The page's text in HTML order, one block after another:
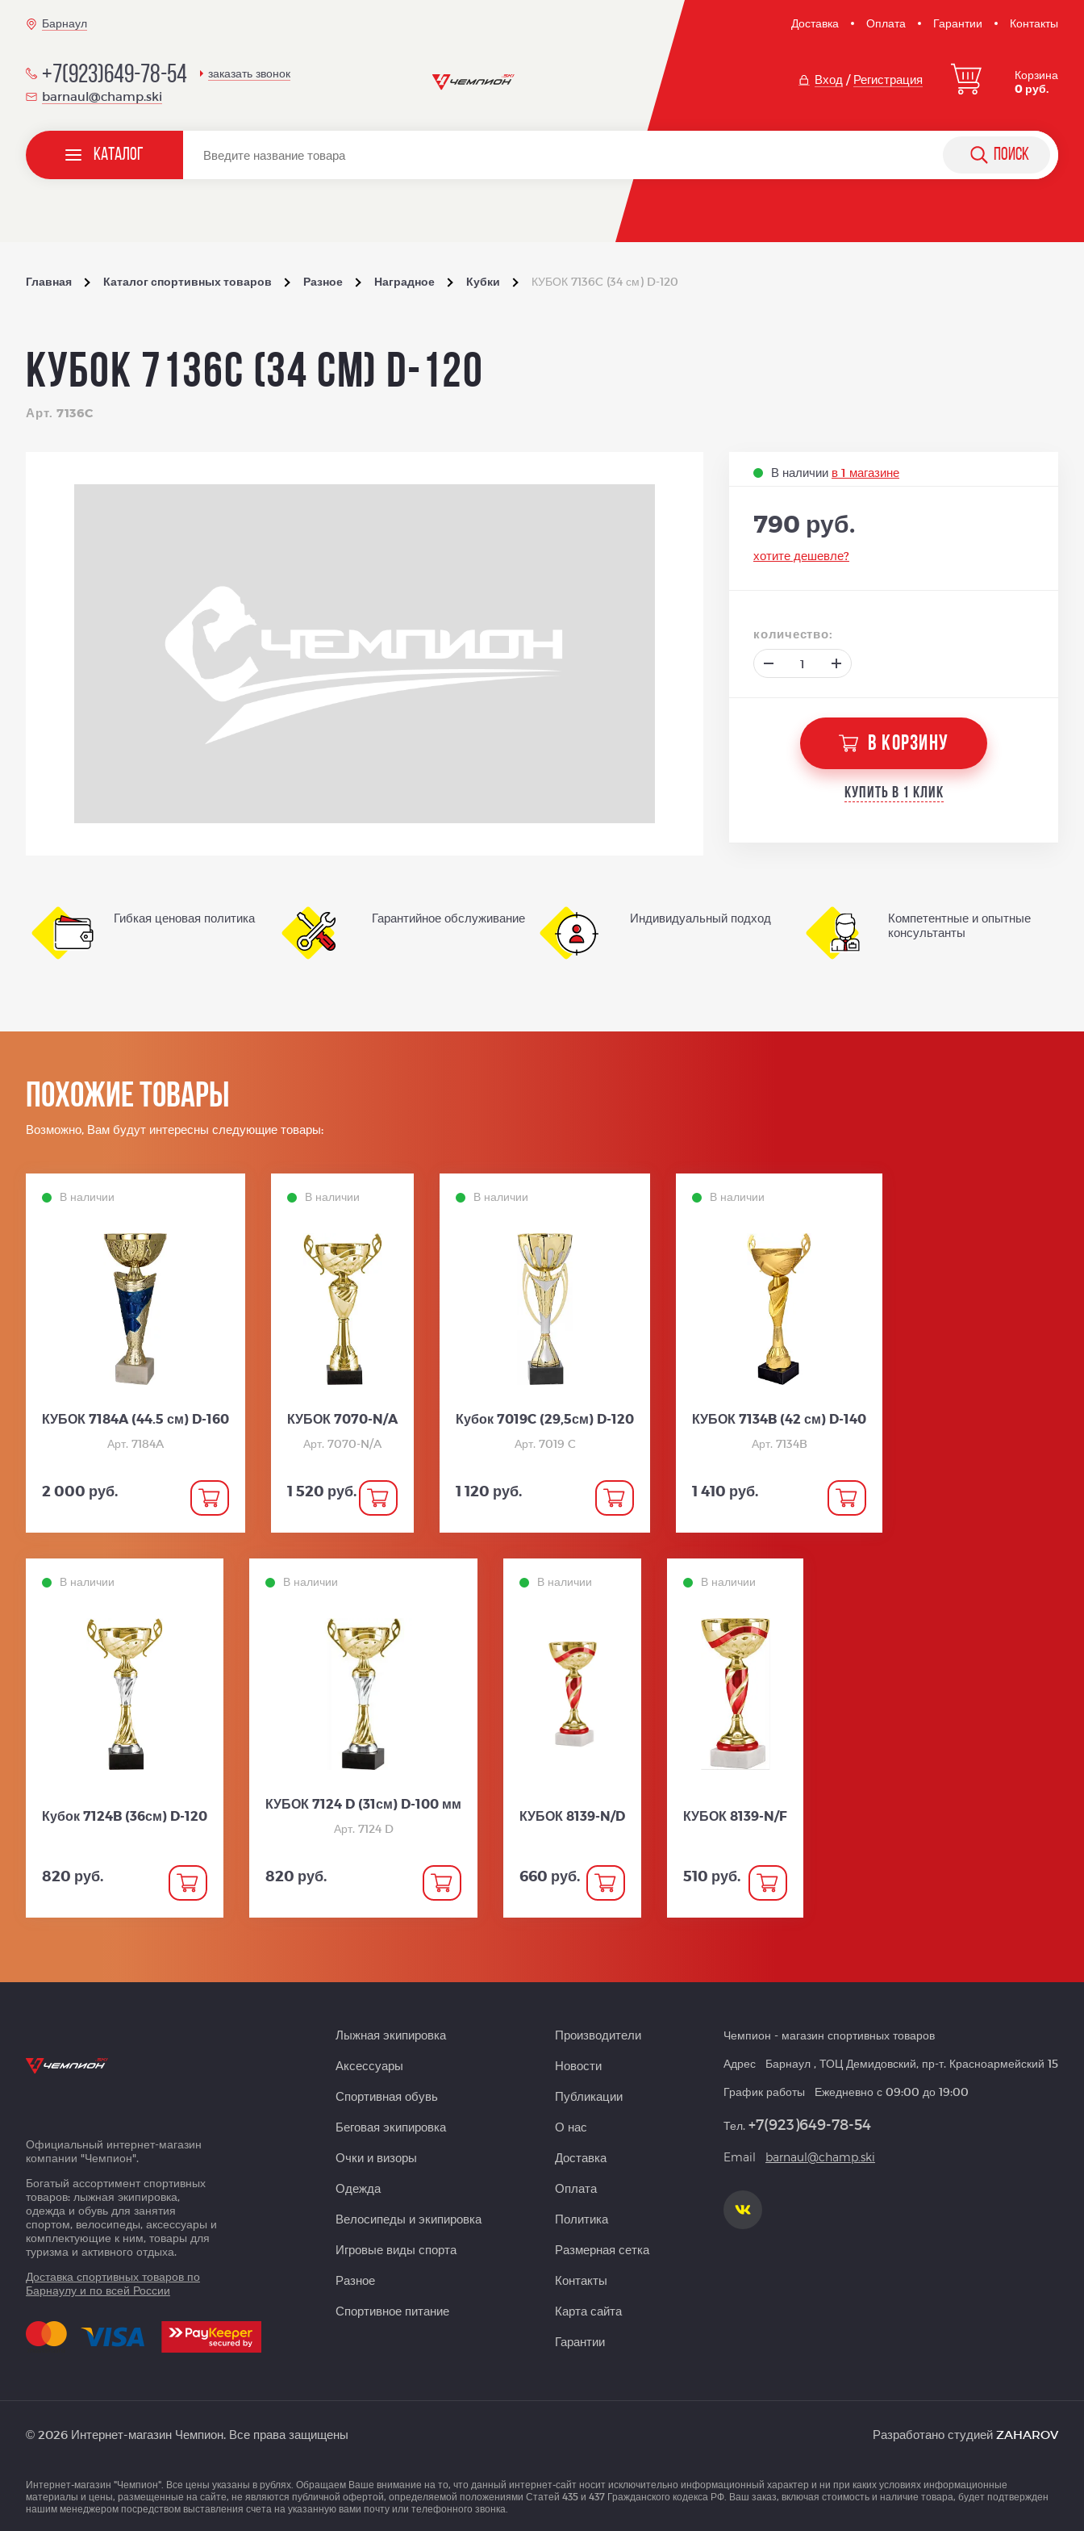
Барнаул Доставка Оплата Гарантии Контакты
+7(923)649-78-54 заказать звонок
barnaul@champ.ski
Вход / Регистрация
Корзина
0 руб.
Каталог поиск
Главная Каталог спортивных товаров Разное Наградное Кубки КУБОК 7136C (34 см) D-120
КУБОК 7136C (34 см) D-120
Арт. 7136C
В наличии в 1 магазине
790 руб.
хотите дешевле?
количество:
В КОРЗИНУ
Купить в 1 клик
Гибкая ценовая политика Гарантийное обслуживание Индивидуальный подход
Компетентные и опытные
консультанты
Похожие товары
Возможно, Вам будут интересны следующие товары:
В наличии
КУБОК 7184A (44.5 см) D-160
Арт. 7184A
2 000 руб.
В наличии
КУБОК 7070-N/A
Арт. 7070-N/A
1 520 руб.
В наличии
Кубок 7019C (29,5см) D-120
Арт. 7019 C
1 120 руб.
В наличии
КУБОК 7134B (42 см) D-140
Арт. 7134B
1 410 руб.
В наличии
Кубок 7124B (36см) D-120
820 руб.
В наличии
КУБОК 7124 D (31см) D-100 мм
Арт. 7124 D
820 руб.
В наличии
КУБОК 8139-N/D
660 руб.
В наличии
КУБОК 8139-N/F
510 руб.
Официальный интернет-магазин
компании "Чемпион".
Богатый ассортимент спортивных
товаров: лыжная экипировка,
одежда и обувь для занятия
спортом, велосипеды, аксессуары и
комплектующие к ним, товары для
туризма и активного отдыха.
Доставка спортивных товаров по
Барнаулу и по всей России
Лыжная экипировка
Аксессуары
Спортивная обувь
Беговая экипировка
Очки и визоры
Одежда
Велосипеды и экипировка
Игровые виды спорта
Разное
Спортивное питание
Производители
Новости
Публикации
О нас
Доставка
Оплата
Политика
Размерная сетка
Контакты
Карта сайта
Гарантии
Чемпион - магазин спортивных товаров
Адрес Барнаул, ТОЦ Демидовский, пр-т. Красноармейский 15
График работы Ежедневно с 09:00 до 19:00
Тел. +7(923)649-78-54
Email barnaul@champ.ski
© 2026 Интернет-магазин Чемпион. Все права защищены Разработано студией ZAHAROV
Интернет-магазин "Чемпион". Все цены указаны в рублях. Обращаем Ваше внимание на то, что данный интернет-сайт носит исключительно информационный характер и ни при каких условиях информационные
материалы и цены, размещенные на сайте, не являются публичной офертой, определяемой положениями Статей 435 и 437 Гражданского кодекса РФ. Ваш заказ, включая стоимость и наличие товара, будет подтвержден
нашим менеджером посредством выставления счета на указанную вами почту или телефонного звонка.